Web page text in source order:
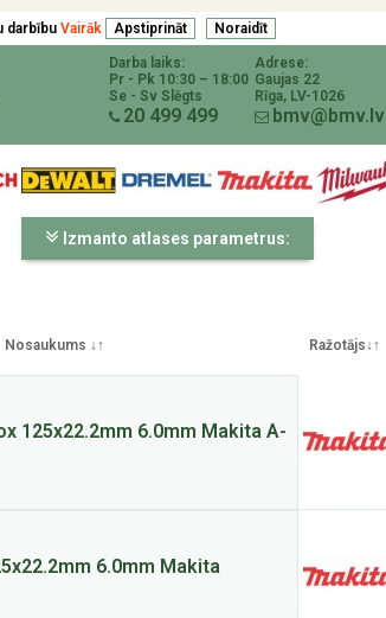
darbību Vairāk
Darba laiks:
Pr - Pk 10:30 – 18:00
Se - Sv Slēgts
20 499 499
Adrese:
Gaujas 22
Rīga, LV-1026
bmv@bmv.lv
Izmanto atlases parametrus:
Nosaukums ↓↑ Ražotājs↓↑
125x22.2mm 6.0mm Makita A-
6.0mm Makita